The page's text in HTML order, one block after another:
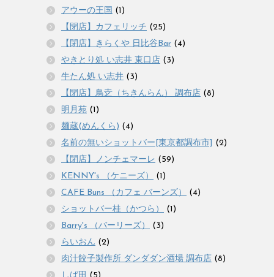
アウーの王国 (1)
【閉店】カフェリッチ (25)
【閉店】きらくや 日比谷Bar (4)
やきとり処 い志井 東口店 (3)
牛たん処 い志井 (3)
【閉店】鳥赱（ちきんらん） 調布店 (8)
明月苑 (1)
麺蔵(めんくら) (4)
名前の無いショットバー[東京都調布市]
(2)
【閉店】ノンチェマーレ (59)
KENNY's （ケニーズ）
(1)
CAFE Buns （カフェ バーンズ）
(4)
ショットバー桂（かつら）
(1)
Barry's （バーリーズ）
(3)
らいおん (2)
肉汁餃子製作所 ダンダダン酒場 調布店 (8)